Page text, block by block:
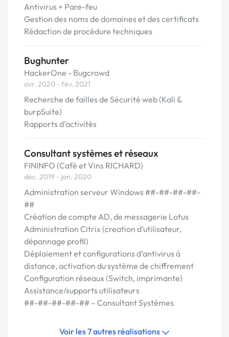
Antivirus + Pare-feu
Gestion des noms de domaines et des certificats
Rédaction de procédure techniques
Bughunter
HackerOne - Bugcrowd
avr. 2020 - fév. 2021
Recherche de failles de Sécurité web (Kali &
burpSuite)
Rapports d’activités
Consultant systèmes et réseaux
FININFO (Café et Vins RICHARD)
déc. 2019 - jan. 2020
Administration serveur Windows ##-##-##-##-
##
Création de compte AD, de messagerie Lotus
Administration Citrix (creation d’utilisateur,
dépannage profil)
Déploiement et configurations d’antivirus à
distance, activation du système de chiffrement
Configuration réseaux (Switch, imprimante)
Assistance/supports utilisateurs
##-##-##-##-## – Consultant Systèmes
Voir les 7 autres réalisations